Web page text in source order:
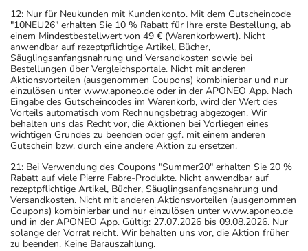
12: Nur für Neukunden mit Kundenkonto. Mit dem Gutscheincode
"10NEU26" erhalten Sie 10 % Rabatt für Ihre erste Bestellung, ab
einem Mindestbestellwert von 49 € (Warenkorbwert). Nicht
anwendbar auf rezeptpflichtige Artikel, Bücher,
Säuglingsanfangsnahrung und Versandkosten sowie bei
Bestellungen über Vergleichsportale. Nicht mit anderen
Aktionsvorteilen (ausgenommen Coupons) kombinierbar und nur
einzulösen unter www.aponeo.de oder in der APONEO App. Nach
Eingabe des Gutscheincodes im Warenkorb, wird der Wert des
Vorteils automatisch vom Rechnungsbetrag abgezogen. Wir
behalten uns das Recht vor, die Aktionen bei Vorliegen eines
wichtigen Grundes zu beenden oder ggf. mit einem anderen
Gutschein bzw. durch eine andere Aktion zu ersetzen.
21: Bei Verwendung des Coupons "Summer20" erhalten Sie 20 %
Rabatt auf viele Pierre Fabre-Produkte. Nicht anwendbar auf
rezeptpflichtige Artikel, Bücher, Säuglingsanfangsnahrung und
Versandkosten. Nicht mit anderen Aktionsvorteilen (ausgenommen
Coupons) kombinierbar und nur einzulösen unter www.aponeo.de
und in der APONEO App. Gültig: 27.07.2026 bis 09.08.2026. Nur
solange der Vorrat reicht. Wir behalten uns vor, die Aktion früher
zu beenden. Keine Barauszahlung.